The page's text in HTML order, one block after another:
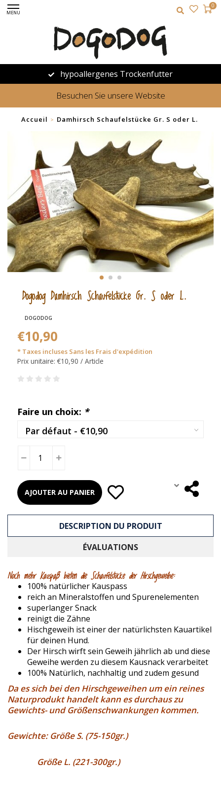
MENU
0
hypoallergenes Trockenfutter
Besuchen Sie unsere Website
Accueil > Damhirsch Schaufelstücke Gr. S oder L.
Dogodog Damhirsch Schaufelstücke Gr. S oder L.
DOGODOG
€10,90
* Taxes incluses Sans les Frais d'expédition
Prix unitaire: €10,90 / Article
Faire un choix: *
AJOUTER AU PANIER
DESCRIPTION DU PRODUIT
ÉVALUATIONS
Noch mehr Kauspaß bieten die Schaufelstücke der Hirschgeweihe:
100% natürlicher Kauspass
reich an Mineralstoffen und Spurenelementen
superlanger Snack
reinigt die Zähne
Hischgeweih ist einer der natürlichsten Kauartikel
für deinen Hund.
Der Hirsch wirft sein Geweih jährlich ab und diese
Geweihe werden zu diesem Kausnack verarbeitet
100% Natürlich, nachhaltig und zudem gesund
Da es sich bei den Hirschgeweihen um ein reines
Naturprodukt handelt kann es durchaus zu
Gewichts- und Größenschwankungen kommen.
Gewichte: Größe S. (75-150gr.)
Größe L. (221-300gr.)